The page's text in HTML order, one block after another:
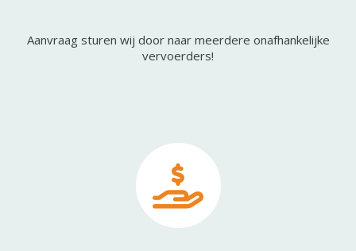
Aanvraag sturen wij door naar meerdere onafhankelijke
vervoerders!